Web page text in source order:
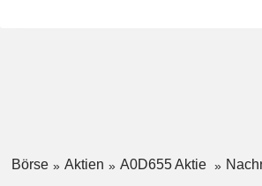
Börse Aktien A0D655 Aktie